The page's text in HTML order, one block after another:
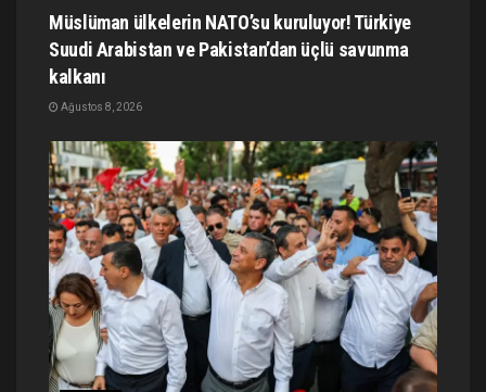
Müslüman ülkelerin NATO’su kuruluyor! Türkiye
Suudi Arabistan ve Pakistan’dan üçlü savunma
kalkanı
Ağustos 8, 2026